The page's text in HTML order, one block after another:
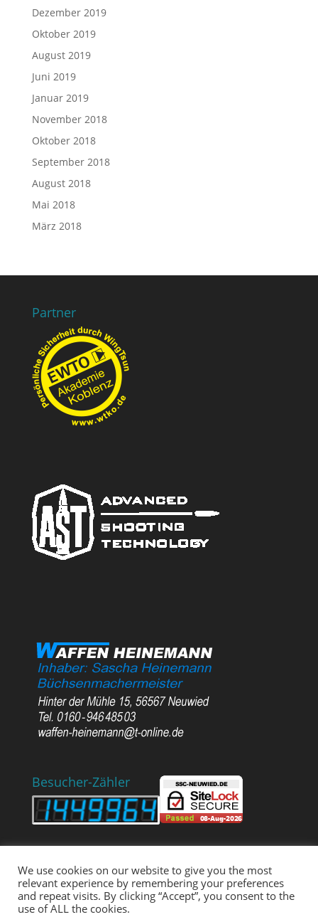
Dezember 2019
Oktober 2019
August 2019
Juni 2019
Januar 2019
November 2018
Oktober 2018
September 2018
August 2018
Mai 2018
März 2018
Partner
Besucher-Zähler
We use cookies on our website to give you the most
relevant experience by remembering your preferences
and repeat visits. By clicking “Accept”, you consent to the
use of ALL the cookies.